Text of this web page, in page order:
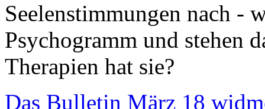
Seelenstimmungen nach -
Psychogramm und stehen
Therapien hat sie?
Das Bulletin März 18